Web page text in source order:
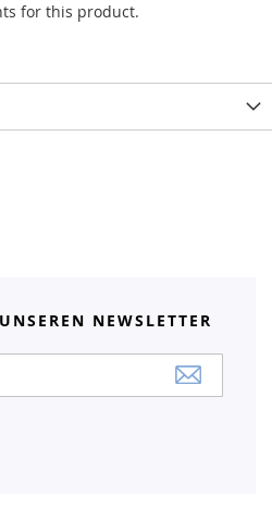
for this product.
NEWSLETTER